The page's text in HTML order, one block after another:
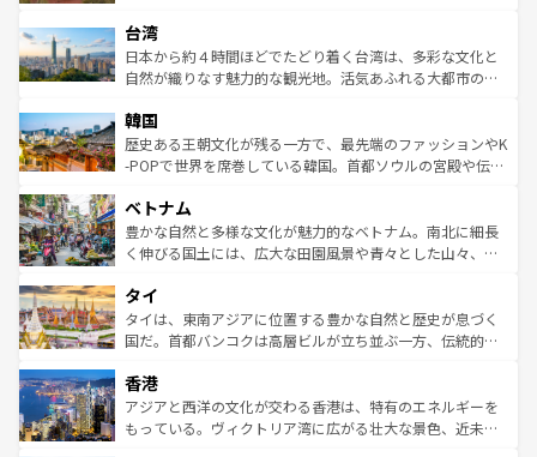
ならではの贅沢な旅のスタイルだ。 なお、新着のアメリカ
情報はコンテンツ一覧を参照してほしい。
れるおもてなしの心で訪れる人々を迎えてくれるハワイの
人々、おいしいローカルフードやハワイアンミュージッ
ク、伝統的なフラダンスなど、すべてがハワイの魅力を彩
ワイを、存分に味わってほしい。 なお、新着のハワイ情報
はコンテンツ一覧を参照してほしい。
リアリーフや大陸中央部にそびえるウルル（エアーズロッ
ク）、タスマニアの美しい原生林やケアンズの熱帯雨林な
ど、見どころがたくさん。また、カフェやワイン、オージ
いる。アクティビティも充実しており、サーフィンやダイ
ビング、ハイキングなど、アウトドア好きにはたまらな
い。オーストラリアの多彩な魅力を存分に味わいつくそ
参照してほしい。
台湾
日本から約４時間ほどでたどり着く台湾は、多彩な文化と
自然が織りなす魅力的な観光地。活気あふれる大都市の台
ン）、静ひつな山岳地帯である台湾東部など、都市の喧騒
と山間の静けさが共存しており、訪れる人に新しい発見と
驚きをもたらしてくれる。また、奥深い台湾の食文化も魅
容にもいいと評判のスイーツなど、バラエティ豊かな料理
が味わえる。 なお、新着の台湾情報は コンテンツ一覧を参
照してほしい。
韓国
歴史ある王朝文化が残る一方で、最先端のファッションやK
-POPで世界を席巻している韓国。首都ソウルの宮殿や伝統
き、地方に足を延ばせば四季折々の自然美を楽しむことが
できる。そして、キムチや焼肉、絶品のストリートフード
まで、さまざまな韓国料理が待っている。夜には、韓国な
リティに包まれながら、韓国の多彩な魅力を心ゆくまで味
わってみてほしい。 なお、新着の韓国情報はコンテンツ一
覧を参照してほしい。
ベトナム
豊かな自然と多様な文化が魅力的なベトナム。南北に細長
く伸びる国土には、広大な田園風景や青々とした山々、世
急速な発展と共に伝統が息づく。ハノイの古い町並みやホ
ーチミン市のフランス統治時代の建物も、独特の雰囲気を
醸し出している。また、バラエティの豊かさとおいしさで
とつ。フォーやバインミー、ベトナムコーヒーなどは、ぜ
ひ現地で味わいたい。どの地域を訪れてもあたたかい人々
が旅行者を迎えてくれるので、きっと忘れられない旅にな
タイ
タイは、東南アジアに位置する豊かな自然と歴史が息づく
国だ。首都バンコクは高層ビルが立ち並ぶ一方、伝統的な
の活気が交差している。北部ではチェンマイなどの山岳地
帯で自然と触れ合い、南部ではプーケットやクラビの美し
いビーチでリゾート気分を楽しむことができる。タイ料理
香港
アジアと西洋の文化が交わる香港は、特有のエネルギーを
もっている。ヴィクトリア湾に広がる壮大な景色、近未来